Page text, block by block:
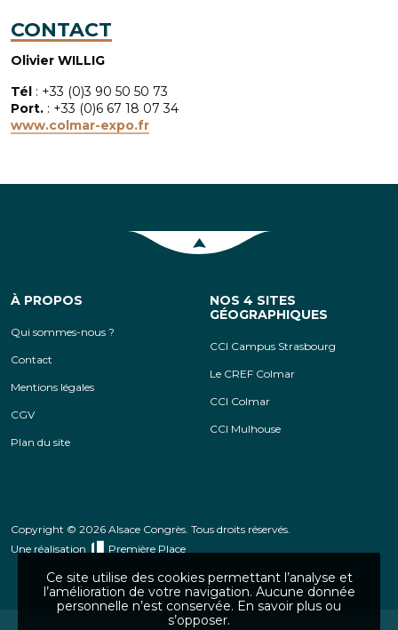
CONTACT
Olivier WILLIG
Tél : +33 (0)3 90 50 50 73
Port. : +33 (0)6 67 18 07 34
www.colmar-expo.fr
Retour en haut de la page
À PROPOS
Qui sommes-nous ?
Contact
Mentions légales
CGV
Plan du site
NOS 4 SITES
GÉOGRAPHIQUES
CCI Campus Strasbourg
Le CREF Colmar
CCI Colmar
CCI Mulhouse
Copyright © 2026 Alsace Congrès. Tous droits réservés.
Une réalisation
Première Place
Ce site utilise des cookies permettant l’analyse et
l’amélioration de votre navigation. Aucune donnée
personnelle n’est conservée. En savoir plus ou
s’opposer.